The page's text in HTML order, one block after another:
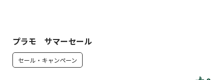
プラモ サマーセール
セール・キャンペーン